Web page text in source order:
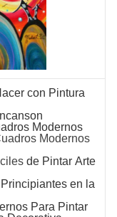
con Pintura
Modernos
Modernos
de Pintar Arte
en la
Para Pintar